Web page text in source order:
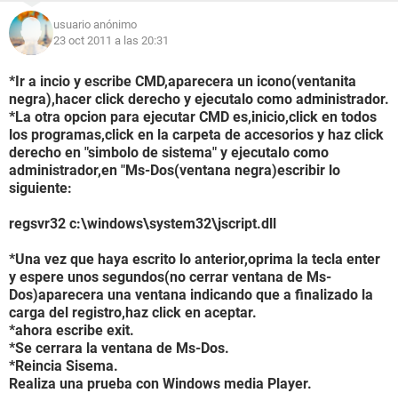
usuario anónimo
23 oct 2011 a las 20:31
*Ir a incio y escribe CMD,aparecera un icono(ventanita
negra),hacer click derecho y ejecutalo como administrador.
*La otra opcion para ejecutar CMD es,inicio,click en todos
los programas,click en la carpeta de accesorios y haz click
derecho en "simbolo de sistema" y ejecutalo como
administrador,en "Ms-Dos(ventana negra)escribir lo
siguiente:
regsvr32 c:\windows\system32\jscript.dll
*Una vez que haya escrito lo anterior,oprima la tecla enter
y espere unos segundos(no cerrar ventana de Ms-
Dos)aparecera una ventana indicando que a finalizado la
carga del registro,haz click en aceptar.
*ahora escribe exit.
*Se cerrara la ventana de Ms-Dos.
*Reincia Sisema.
Realiza una prueba con Windows media Player.